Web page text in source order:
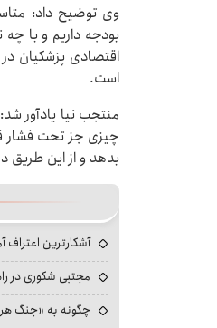
وی توضیح داد:
بودجه داریم و با چه
اقتصادی پزشکیان
است.
منتجب نیا یادآور
چیزی جز تحت فشار
بدهد و از این طریق
آشکارترین اعتراف
مجتبی شکوری در
چگونه به «جنگ